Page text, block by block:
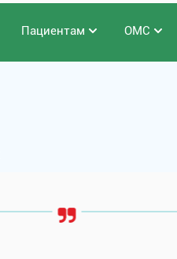
Пациентам ОМС